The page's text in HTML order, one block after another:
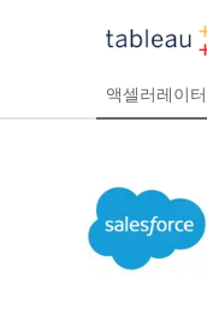
액셀러레이터